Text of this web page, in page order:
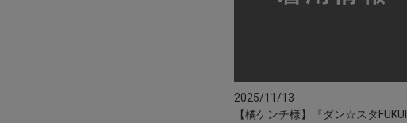
2025/11/13
【橘ケンチ様】『ダン☆スタFUKUI